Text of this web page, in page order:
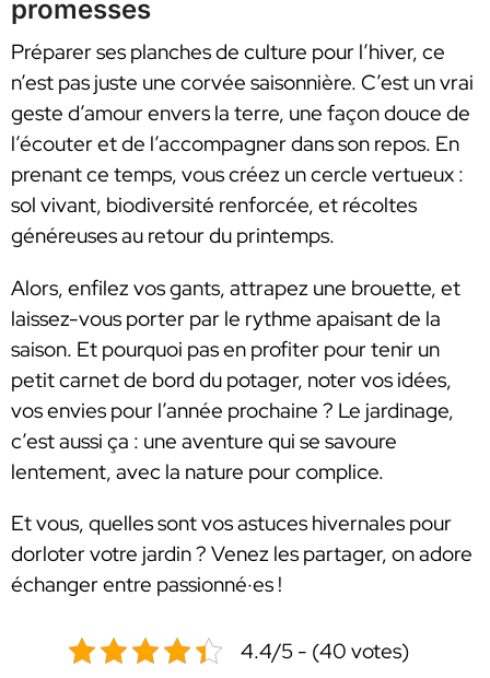
promesses
Préparer ses planches de culture pour l’hiver, ce
n’est pas juste une corvée saisonnière. C’est un vrai
geste d’amour envers la terre, une façon douce de
l’écouter et de l’accompagner dans son repos. En
prenant ce temps, vous créez un cercle vertueux :
sol vivant, biodiversité renforcée, et récoltes
généreuses au retour du printemps.
Alors, enfilez vos gants, attrapez une brouette, et
laissez-vous porter par le rythme apaisant de la
saison. Et pourquoi pas en profiter pour tenir un
petit carnet de bord du potager, noter vos idées,
vos envies pour l’année prochaine ? Le jardinage,
c’est aussi ça : une aventure qui se savoure
lentement, avec la nature pour complice.
Et vous, quelles sont vos astuces hivernales pour
dorloter votre jardin ? Venez les partager, on adore
échanger entre passionné·es !
4.4/5 - (40 votes)